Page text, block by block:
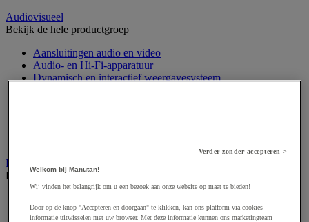
Audiovisueel
Bekijk de hele productgroep
Aansluitingen audio en video
Audio- en Hi-Fi-apparatuur
Dynamisch en interactief weergavesysteem
Bewegwijzering en aanduidingsborden
Bekijk de hele productgroep
Pictogram
Verder zonder accepteren >
Welkom bij Manutan!
Wij vinden het belangrijk om u een bezoek aan onze website op maat te bieden!
Door op de knop "Accepteren en doorgaan" te klikken, kan ons platform via cookies
informatie uitwisselen met uw browser. Met deze informatie kunnen ons marketingteam